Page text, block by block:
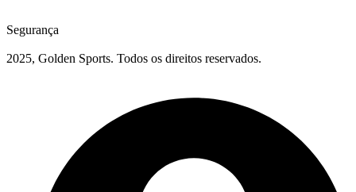
Segurança
2025, Golden Sports. Todos os direitos reservados.